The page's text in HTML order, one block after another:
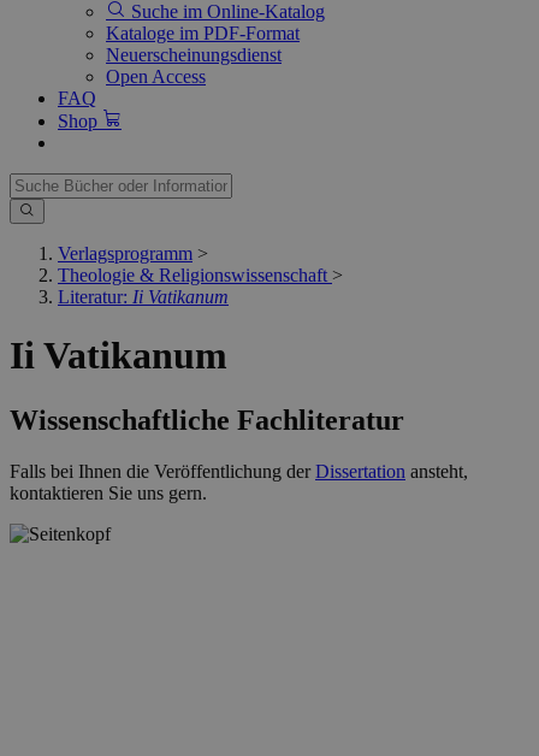
Suche im Online-Katalog
Kataloge im PDF-Format
Neuerscheinungsdienst
Open Access
FAQ
Shop
Verlagsprogramm >
Theologie & Religionswissenschaft >
Literatur: Ii Vatikanum
Ii Vatikanum
Wissenschaftliche Fachliteratur
Falls bei Ihnen die Veröffentlichung derDissertation ansteht,
kontaktieren Sie uns gern.